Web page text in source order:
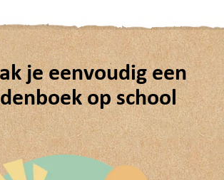
je eenvoudig een
op school